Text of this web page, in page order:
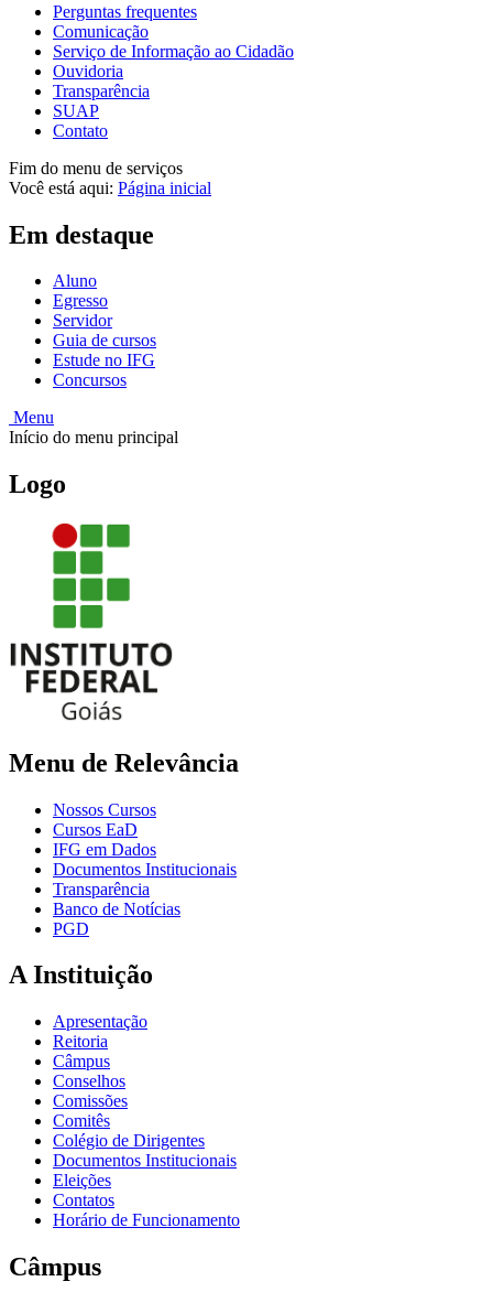
Perguntas frequentes
Comunicação
Serviço de Informação ao Cidadão
Ouvidoria
Transparência
SUAP
Contato
Fim do menu de serviços
Você está aqui: Página inicial
Em destaque
Aluno
Egresso
Servidor
Guia de cursos
Estude no IFG
Concursos
Menu
Início do menu principal
Logo
Menu de Relevância
Nossos Cursos
Cursos EaD
IFG em Dados
Documentos Institucionais
Transparência
Banco de Notícias
PGD
A Instituição
Apresentação
Reitoria
Câmpus
Conselhos
Comissões
Comitês
Colégio de Dirigentes
Documentos Institucionais
Eleições
Contatos
Horário de Funcionamento
Câmpus